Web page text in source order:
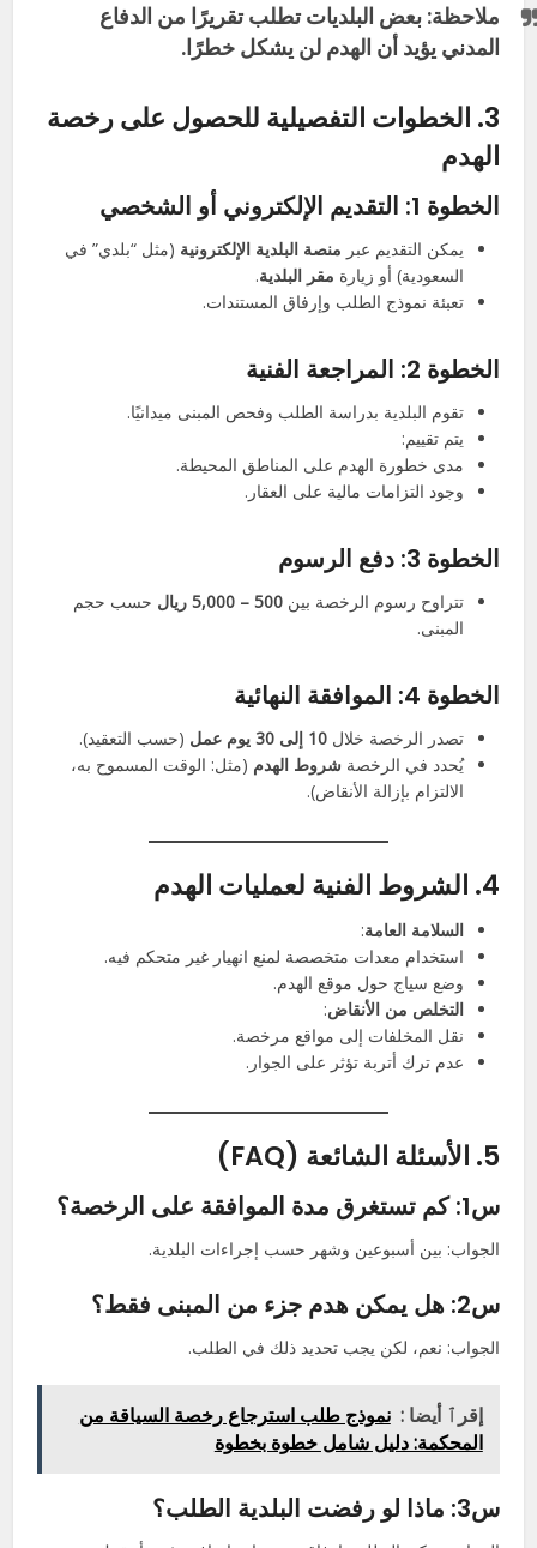
ملاحظة: بعض البلديات تطلبتقريرًا من الدفاع
المدني يؤيد أن الهدم لن يشكل خطرًا.
3. الخطوات التفصيلية للحصول على رخصة
الهدم
الخطوة 1: التقديم الإلكتروني أو الشخصي
يمكن التقديم عبر منصة البلدية الإلكترونية (مثل “بلدي” في
السعودية) أو زيارة مقر البلدية.
تعبئة نموذج الطلب وإرفاق المستندات.
الخطوة 2: المراجعة الفنية
تقوم البلدية بدراسة الطلب وفحص المبنى ميدانيًا.
يتم تقييم:
مدى خطورة الهدم على المناطق المحيطة.
وجود التزامات مالية على العقار.
الخطوة 3: دفع الرسوم
تتراوح رسوم الرخصة بين500 – 5,000 ريال
حسب حجم
المبنى.
الخطوة 4: الموافقة النهائية
تصدر الرخصة خلال10 إلى 30 يوم عمل
(حسب التعقيد).
يُحدد في الرخصةشروط الهدم (مثل: الوقت المسموح به،
الالتزام بإزالة الأنقاض).
4. الشروط الفنية لعمليات الهدم
السلامة العامة:
استخدام معدات متخصصة لمنع انهيار غير متحكم فيه.
وضع سياج حول موقع الهدم.
التخلص من الأنقاض:
نقل المخلفات إلى مواقع مرخصة.
عدم ترك أتربة تؤثر على الجوار.
5. الأسئلة الشائعة (FAQ)
س1: كم تستغرق مدة الموافقة على الرخصة؟
الجواب: بين أسبوعين وشهر حسب إجراءات البلدية.
س2: هل يمكن هدم جزء من المبنى فقط؟
الجواب: نعم، لكن يجب تحديد ذلك في الطلب.
إقرٱ أيضا : نموذج طلب استرجاع رخصة السياقة من
المحكمة: دليل شامل خطوة بخطوة
س3: ماذا لو رفضت البلدية الطلب؟